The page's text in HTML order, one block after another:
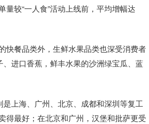
较“一人食”活动上线前，平均增幅达
快餐品类外，生鲜水果品类也深受消费者
进口香蕉，鲜丰水果的沙洲绿宝瓜、蓝
上海、广州、北京、成都和深圳等复工
得最好；在北京和广州，汉堡和批萨更受